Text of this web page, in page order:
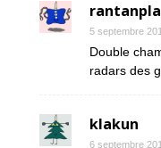
5 septembre
Double
radars des
klakun
6 septembre